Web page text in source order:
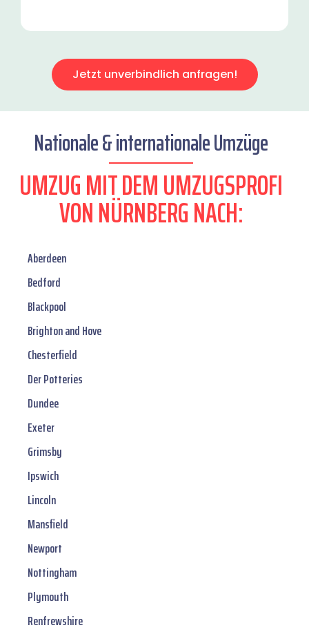
Jetzt unverbindlich anfragen!
Nationale & internationale Umzüge
UMZUG MIT DEM UMZUGSPROFI
VON NÜRNBERG NACH:
Aberdeen
Bedford
Blackpool
Brighton and Hove
Chesterfield
Der Potteries
Dundee
Exeter
Grimsby
Ipswich
Lincoln
Mansfield
Newport
Nottingham
Plymouth
Renfrewshire